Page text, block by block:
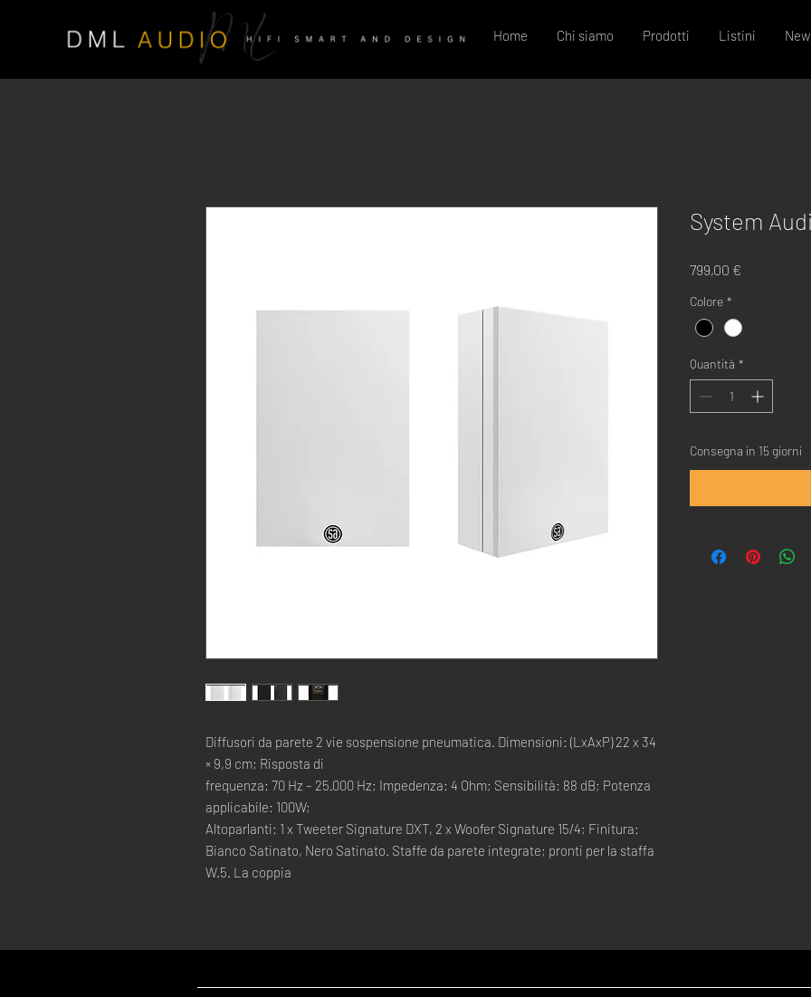
Home Chi siamo Prodotti Listini
Diffusori da parete 2 vie sospensione pneumatica. Dimensioni: (LxAxP) 22 x 34
× 9,9 cm; Risposta di
frequenza: 70 Hz – 25.000 Hz; Impedenza: 4 Ohm; Sensibilità: 88 dB; Potenza
applicabile: 100W;
Altoparlanti: 1 x Tweeter Signature DXT, 2 x Woofer Signature 15/4; Finitura:
Bianco Satinato, Nero Satinato. Staffe da parete integrate; pronti per la staffa
W.5. La coppia
System
799,00 €
Colore *
Quantità *
Consegna in 15 giorni